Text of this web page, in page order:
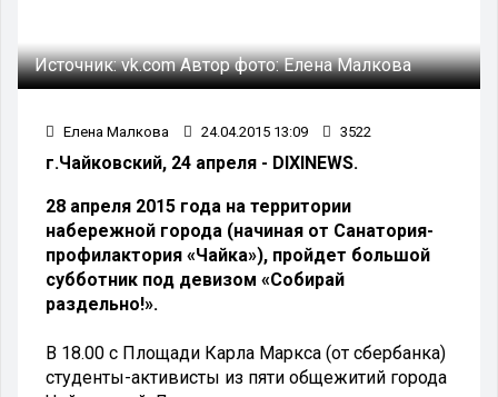
Источник:vk.comАвтор фото:Елена Малкова
Елена Малкова 24.04.2015 13:09 3522
г.Чайковский, 24 апреля - DIXINEWS.
28 апреля 2015 года на территории
набережной города (начиная от Санатория-
профилактория «Чайка»), пройдет большой
субботник под девизом «Собирай
раздельно!».
В 18.00 с Площади Карла Маркса (от сбербанка)
студенты-активисты из пяти общежитий города